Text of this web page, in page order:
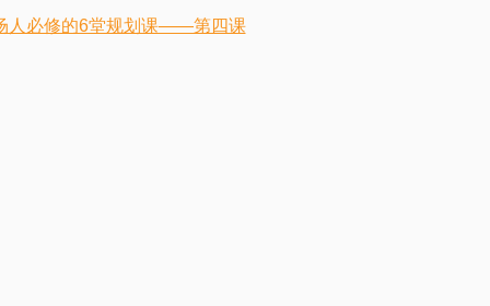
人必修的6堂规划课——第四课